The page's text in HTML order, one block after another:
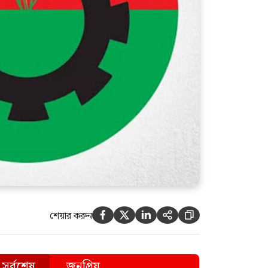
ধ্বংসস্তূপ থেকে গড়ার দায়িত্বটা
ফখরুল
শেয়ার করুন     